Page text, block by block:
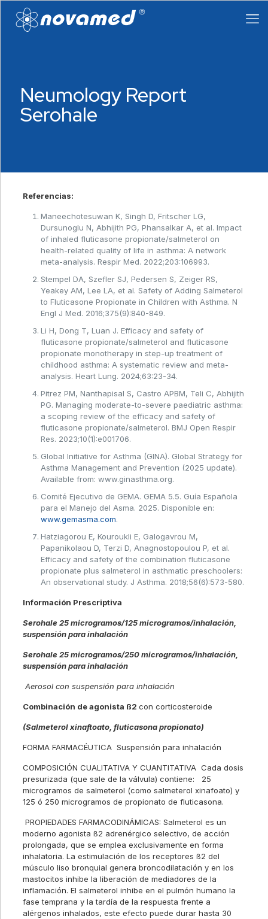
Neumology Report
Serohale
Referencias:
Maneechotesuwan K, Singh D, Fritscher LG,
Dursunoglu N, Abhijith PG, Phansalkar A, et al. Impact
of inhaled fluticasone propionate/salmeterol on
health-related quality of life in asthma: A network
meta-analysis. Respir Med. 2022;203:106993.
Stempel DA, Szefler SJ, Pedersen S, Zeiger RS,
Yeakey AM, Lee LA, et al. Safety of Adding Salmeterol
to Fluticasone Propionate in Children with Asthma. N
Engl J Med. 2016;375(9):840-849.
Li H, Dong T, Luan J. Efficacy and safety of
fluticasone propionate/salmeterol and fluticasone
propionate monotherapy in step-up treatment of
childhood asthma: A systematic review and meta-
analysis. Heart Lung. 2024;63:23-34.
Pitrez PM, Nanthapisal S, Castro APBM, Teli C, Abhijith
PG. Managing moderate-to-severe paediatric asthma:
a scoping review of the efficacy and safety of
fluticasone propionate/salmeterol. BMJ Open Respir
Res. 2023;10(1):e001706.
Global Initiative for Asthma (GINA). Global Strategy for
Asthma Management and Prevention (2025 update).
Available from: www.ginasthma.org.
Comité Ejecutivo de GEMA. GEMA 5.5. Guía Española
para el Manejo del Asma. 2025. Disponible en:
www.gemasma.com.
Hatziagorou E, Kouroukli E, Galogavrou M,
Papanikolaou D, Terzi D, Anagnostopoulou P, et al.
Efficacy and safety of the combination fluticasone
propionate plus salmeterol in asthmatic preschoolers:
An observational study. J Asthma. 2018;56(6):573-580.
Información Prescriptiva
Serohale 25 microgramos/125 microgramos/inhalación,
suspensión para inhalación
Serohale 25 microgramos/250 microgramos/inhalación,
suspensión para inhalación
Aerosol con suspensión para inhalación
Combinación de agonista ß2 con corticosteroide
(Salmeterol xinaftoato, fluticasona propionato)
FORMA FARMACÉUTICA Suspensión para inhalación
COMPOSICIÓN CUALITATIVA Y CUANTITATIVA Cada dosis
presurizada (que sale de la válvula) contiene: 25
microgramos de salmeterol (como salmeterol xinafoato) y
125 ó 250 microgramos de propionato de fluticasona.
PROPIEDADES FARMACODINÁMICAS: Salmeterol es un
moderno agonista ß2 adrenérgico selectivo, de acción
prolongada, que se emplea exclusivamente en forma
inhalatoria. La estimulación de los receptores ß2 del
músculo liso bronquial genera broncodilatación y en los
mastocitos inhibe la liberación de mediadores de la
inflamación. El salmeterol inhibe en el pulmón humano la
fase temprana y la tardía de la respuesta frente a
alérgenos inhalados, este efecto puede durar hasta 30